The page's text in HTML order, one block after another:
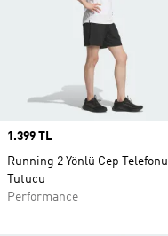
Price
1.399 TL
Running 2 Yönlü Cep Telefonu
Tutucu
Performance